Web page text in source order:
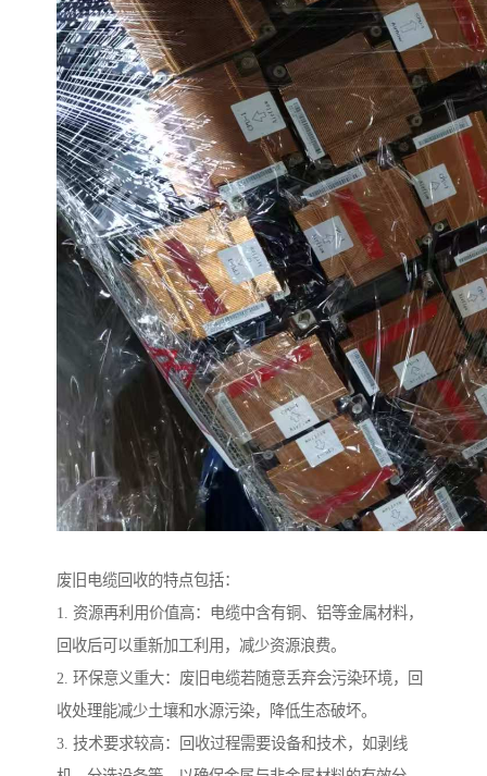
废旧电缆回收的特点包括：
1. 资源再利用价值高：电缆中含有铜、铝等金属材料，
回收后可以重新加工利用，减少资源浪费。
2. 环保意义重大：废旧电缆若随意丢弃会污染环境，回
收处理能减少土壤和水源污染，降低生态破坏。
3. 技术要求较高：回收过程需要设备和技术，如剥线